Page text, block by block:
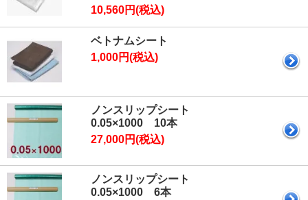
10,560円(税込)
ベトナムシート
1,000円(税込)
ノンスリップシート
0.05×1000 10本
27,000円(税込)
ノンスリップシート
0.05×1000 6本